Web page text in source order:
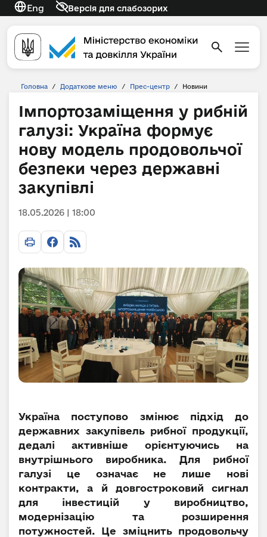
Eng Версія для слабозорих
Головна / Додаткове меню / Прес-центр / Новини
Імпортозаміщення у рибній
галузі: Україна формує
нову модель продовольчої
безпеки через державні
закупівлі
18.05.2026 | 18:00
Україна поступово змінює підхід до
державних закупівель рибної продукції,
дедалі активніше орієнтуючись на
внутрішнього виробника. Для рибної
галузі це означає не лише нові
контракти, а й довгостроковий сигнал
для інвестицій у виробництво,
модернізацію та розширення
потужностей. Це зміцнить продовольчу